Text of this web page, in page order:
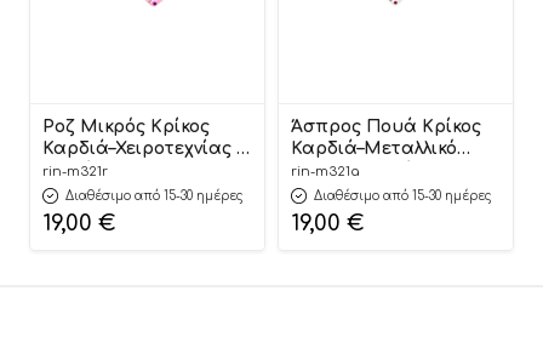
Ροζ Μικρός Κρίκος
Καρδιά–Χειροτεχνίας &
Διακόσμησης 3cm (50
τεμάχια) | Μ321Ρ
Riniotis
rin-m321r
Διαθέσιμο από 15-30 ημέρες
19,00 €
Άσπρος Πουά Κρίκος
Καρδιά–Μεταλλικό
Διακοσμητικό
Κρεμαστό 3cm (50
τεμάχια) | Μ321Α
Riniotis
rin-m321a
Διαθέσιμο από 15-30 ημέρες
19,00 €